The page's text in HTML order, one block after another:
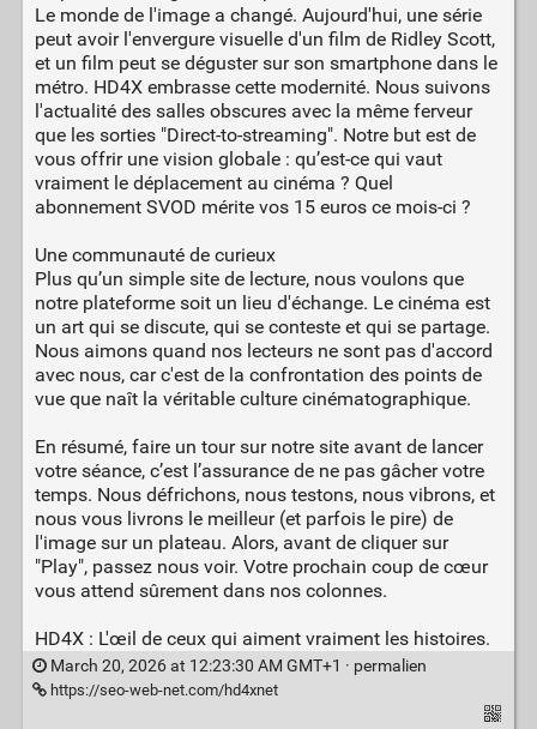
Le monde de l'image a changé. Aujourd'hui, une série
peut avoir l'envergure visuelle d'un film de Ridley Scott,
et un film peut se déguster sur son smartphone dans le
métro. HD4X embrasse cette modernité. Nous suivons
l'actualité des salles obscures avec la même ferveur
que les sorties "Direct-to-streaming". Notre but est de
vous offrir une vision globale : qu’est-ce qui vaut
vraiment le déplacement au cinéma ? Quel
abonnement SVOD mérite vos 15 euros ce mois-ci ?
Une communauté de curieux
Plus qu’un simple site de lecture, nous voulons que
notre plateforme soit un lieu d'échange. Le cinéma est
un art qui se discute, qui se conteste et qui se partage.
Nous aimons quand nos lecteurs ne sont pas d'accord
avec nous, car c'est de la confrontation des points de
vue que naît la véritable culture cinématographique.
En résumé, faire un tour sur notre site avant de lancer
votre séance, c’est l’assurance de ne pas gâcher votre
temps. Nous défrichons, nous testons, nous vibrons, et
nous vous livrons le meilleur (et parfois le pire) de
l'image sur un plateau. Alors, avant de cliquer sur
"Play", passez nous voir. Votre prochain coup de cœur
vous attend sûrement dans nos colonnes.
HD4X : L'œil de ceux qui aiment vraiment les histoires.
March 20, 2026 at 12:23:30 AM GMT+1 · permalien
https://seo-web-net.com/hd4xnet